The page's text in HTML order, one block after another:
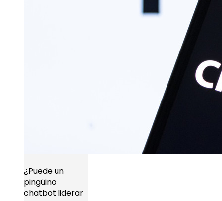
¿Puede un
pingüino
chatbot liderar